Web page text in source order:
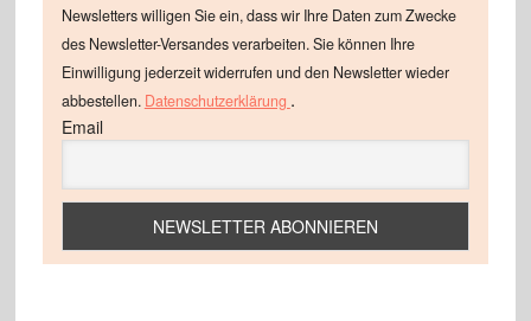
Newsletters willigen Sie ein, dass wir Ihre Daten zum Zwecke
des Newsletter-Versandes verarbeiten. Sie können Ihre
Einwilligung jederzeit widerrufen und den Newsletter wieder
abbestellen. Datenschutzerklärung .
Email